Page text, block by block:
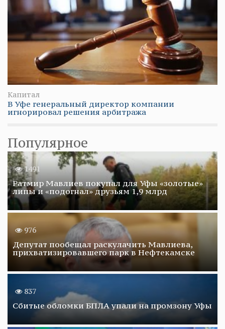
Капитал
В Уфе генеральный директор компании
игнорировал решения арбитража
Популярное
1491
Ратмир Мавлиев покупал для Уфы «золотые»
липы и «подогнал» друзьям 1,9 млрд
976
Депутат пообещал раскулачить Мавлиева,
прихватизировавшего парк в Нефтекамске
837
Сбитые обломки БПЛА упали на промзону Уфы